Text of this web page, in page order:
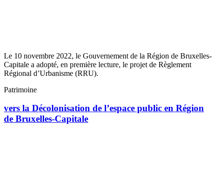
Le 10 novembre 2022, le Gouvernement de la Région de Bruxelles-
Capitale a adopté, en première lecture, le projet de Règlement
Régional d’Urbanisme (RRU).
Patrimoine
vers la Décolonisation de l’espace public en Région
de Bruxelles-Capitale